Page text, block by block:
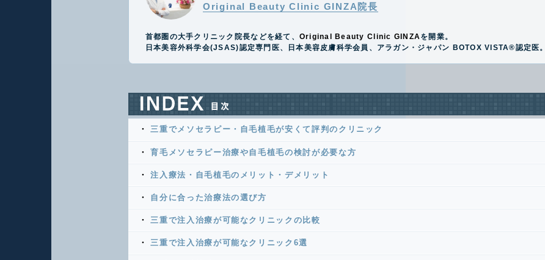
Original Beauty Clinic GINZA院長
首都圏の大手クリニック院長などを経て、 Original Beauty Clinic GINZA を開業。
日本美容外科学会(JSAS)認定専門医、日本美容皮膚科学会員、アラガン・ジャパン BOTOX VISTA®️認定医。
三重でメソセラピー・自毛植毛が安くて評判のクリニック
育毛メソセラピー治療や自毛植毛の検討が必要な方
注入療法・自毛植毛のメリット・デメリット
自分に合った治療法の選び方
三重で注入治療が可能なクリニックの比較
三重で注入治療が可能なクリニック6選